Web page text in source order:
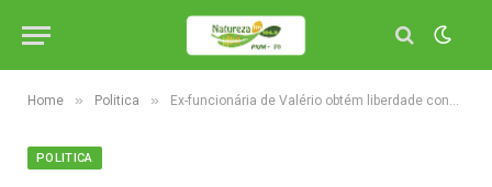
Home » Politica » Ex-funcionária de Valério obtém liberdade condicional após 3 anos presa
POLITICA